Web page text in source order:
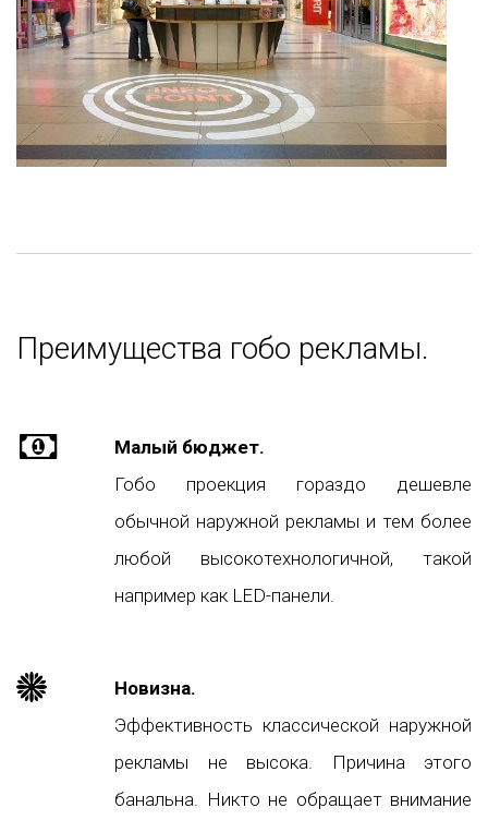
Преимущества гобо рекламы.
Малый бюджет.
Гобо проекция гораздо дешевле
обычной наружной рекламы и тем более
любой высокотехнологичной, такой
например как LED-панели.
Новизна.
Эффективность классической наружной
рекламы не высока. Причина этого
банальна. Никто не обращает внимание